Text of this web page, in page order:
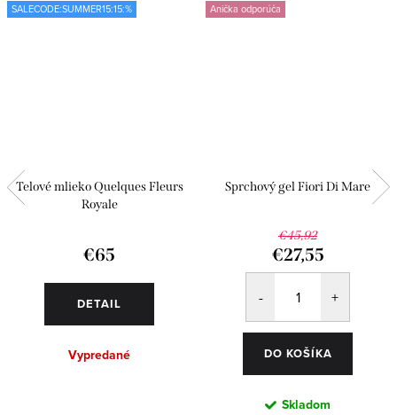
SALECODE:SUMMER15:15:%
Telové mlieko Quelques Fleurs
Royale
€65
DETAIL
Vypredané
Anička odporúča
Sprchový gel Fiori Di Mare
€45,92
€27,55
DO KOŠÍKA
Skladom